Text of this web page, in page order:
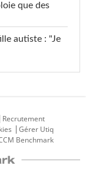
que des
autiste : "Je
Recrutement
Gérer Utiq
Benchmark